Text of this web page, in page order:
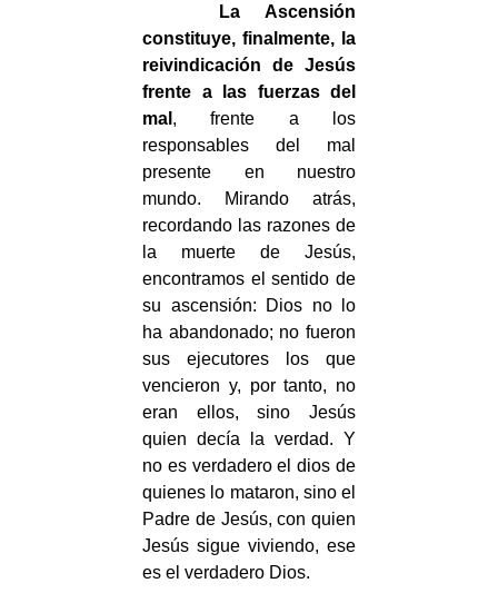
La Ascensión
constituye, finalmente, la
reivindicación de Jesús
frente a las fuerzas del
mal , frente a los
responsables del mal
presente en nuestro
mundo. Mirando atrás,
recordando las razones de
la muerte de Jesús,
encontramos el sentido de
su ascensión: Dios no lo
ha abandonado; no fueron
sus ejecutores los que
vencieron y, por tanto, no
eran ellos, sino Jesús
quien decía la verdad. Y
no es verdadero el dios de
quienes lo mataron, sino el
Padre de Jesús, con quien
Jesús sigue viviendo, ese
es el verdadero Dios.